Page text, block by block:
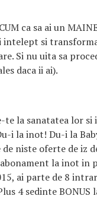
ca sa ai un
intelept si
Si nu uita sa
daca ii ai).
te la sanatatea lor si
i la inot! Du-i la
niste oferte de iz
la inot in
ai parte de 8
4 sedinte BONUS